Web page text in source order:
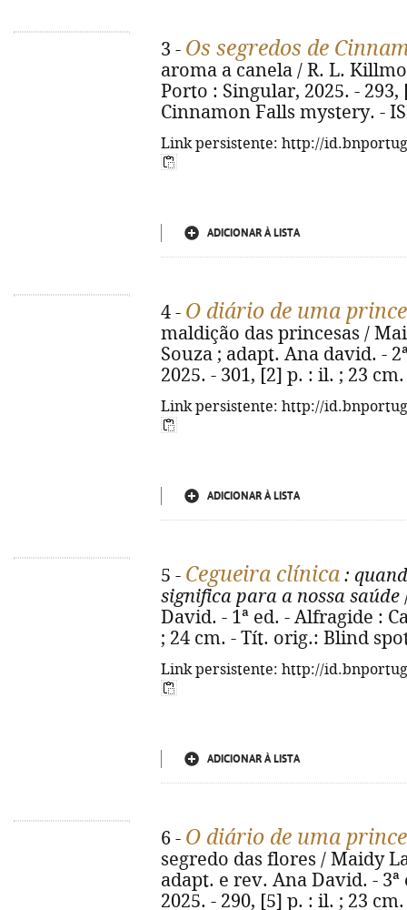
3 - Os segredos de
aroma a canela / R. L.
Porto : Singular, 2025. -
Cinnamon Falls mystery. -
Link persistente: http://
ADICIONAR À LISTA
4 - O diário de uma
maldição das princesas /
Souza ; adapt. Ana david. -
2025. - 301, [2] p. : il. ; 23
Link persistente: http://
ADICIONAR À LISTA
5 - Cegueira clínica :
significa para a nossa saúde
David. - 1ª ed. - Alfragide :
; 24 cm. - Tít. orig.: Blind
Link persistente: http://
ADICIONAR À LISTA
6 - O diário de uma
segredo das flores / Maidy
adapt. e rev. Ana David. -
2025. - 290, [5] p. : il. ; 23